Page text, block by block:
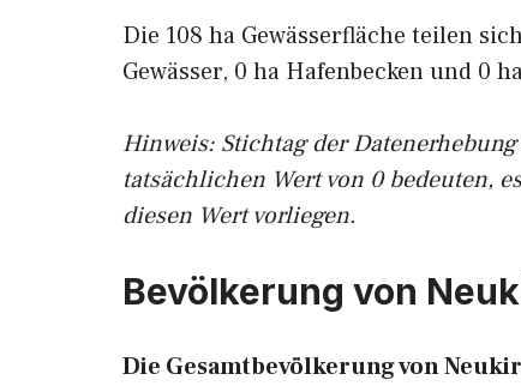
Die 108 ha Gewässerfläche teilen
Gewässer, 0 ha Hafenbecken und 0
Hinweis: Stichtag der
tatsächlichen Wert von 0 bedeuten,
diesen Wert vorliegen.
Bevölkerung von
Die Gesamtbevölkerung von